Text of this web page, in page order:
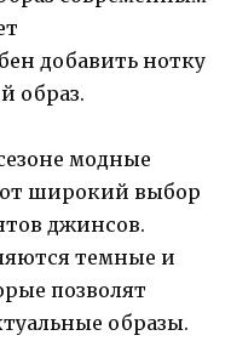
добавить нотку
образ.
модные
широкий выбор
джинсов.
темные и
позволят
образы.